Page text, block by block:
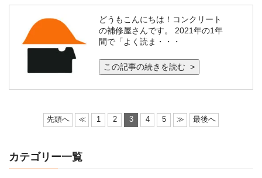
どうもこんにちは！コンクリート
の補修屋さんです。 2021年の1年
間で「よく読ま・・・
この記事の続きを読む >
先頭へ ≪ 1 2 3 4 5 ≫ 最後へ
カテゴリー一覧